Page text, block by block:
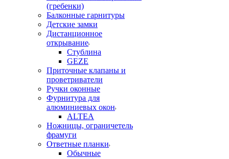
(гребенки)
Балконные гарнитуры
Детские замки
Дистанционное
открывание
Стублина
GEZE
Приточные клапаны и
проветриватели
Ручки оконные
Фурнитура для
алюминиевых окон
ALTEA
Ножницы, ограничетель
фрамуги
Ответные планки
Обычные